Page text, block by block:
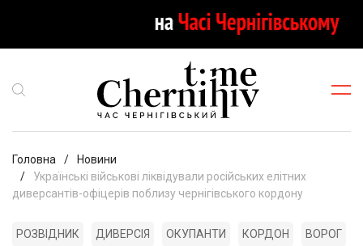
Головна
Новини
Українські військові ліквідували російських елітних
диверсантів-офіцерів поблизу чернігівського кордону
РОЗВІДНИК ДИВЕРСІЯ ОКУПАНТИ КОРДОН
ВОРОГ